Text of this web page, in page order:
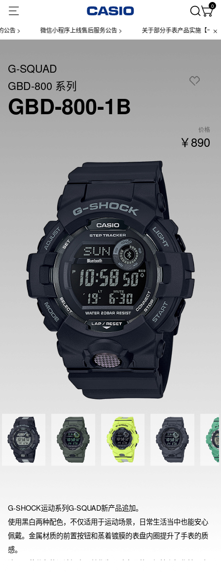
0
> 微信小程序上线售后服务公告 > 关于部分手表产品实施【一物一码
G-SQUAD
GBD-800 系列
GBD-800-1B
价格
￥890
G-SHOCK运动系列G-SQUAD新产品追加。
使用黑白两种配色，不仅适用于运动场景，日常生活当中也能安心
佩戴。金属材质的前置按钮和蒸着镀膜的表盘内圈提升了手表的质
感。
液晶屏幕分段的设计提高了其作为运动产品的可视性和操作性。表